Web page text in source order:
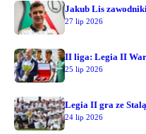
Jakub Lis
27 lip 2026
II liga: Legia II
25 lip 2026
Legia II gra ze
24 lip 2026